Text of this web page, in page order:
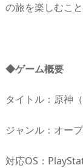
の旅を楽しむこと
◆ゲーム概要
タイトル：原神（
ジャンル：オー
対応OS：